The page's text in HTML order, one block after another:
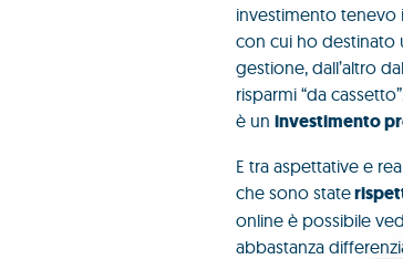
investimento tenevo
con cui ho destinato
gestione, dall’altro
risparmi “da
è un investimento
E tra aspettative e
che sono state
online è possibile
abbastanza